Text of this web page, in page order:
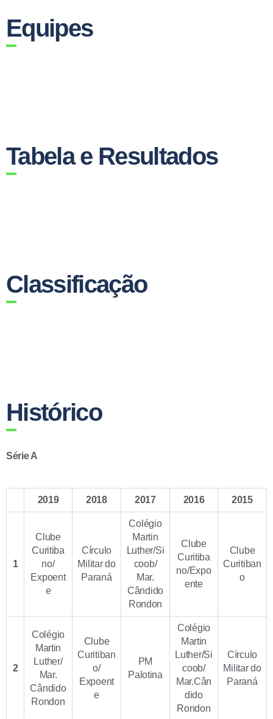
Equipes
Tabela e Resultados
Classificação
Histórico
Série A
2019 2018 2017 2016 2015
1
Clube
Curitiba
no/
Expoent
e
Círculo
Militar do
Paraná
Colégio
Martin
Luther/Si
coob/
Mar.
Cândido
Rondon
Clube
Curitiba
no/Expo
ente
Clube
Curitiban
o
2
Colégio
Martin
Luther/
Mar.
Cândido
Rondon
Clube
Curitiban
o/
Expoent
e
PM
Palotina
Colégio
Martin
Luther/Si
coob/
Mar.Cân
dido
Rondon
Círculo
Militar do
Paraná